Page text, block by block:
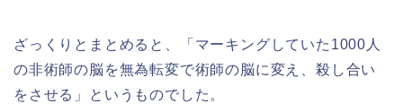
ざっくりとまとめると、「マーキングしていた1000人
の非術師の脳を無為転変で術師の脳に変え、殺し合い
をさせる」というものでした。